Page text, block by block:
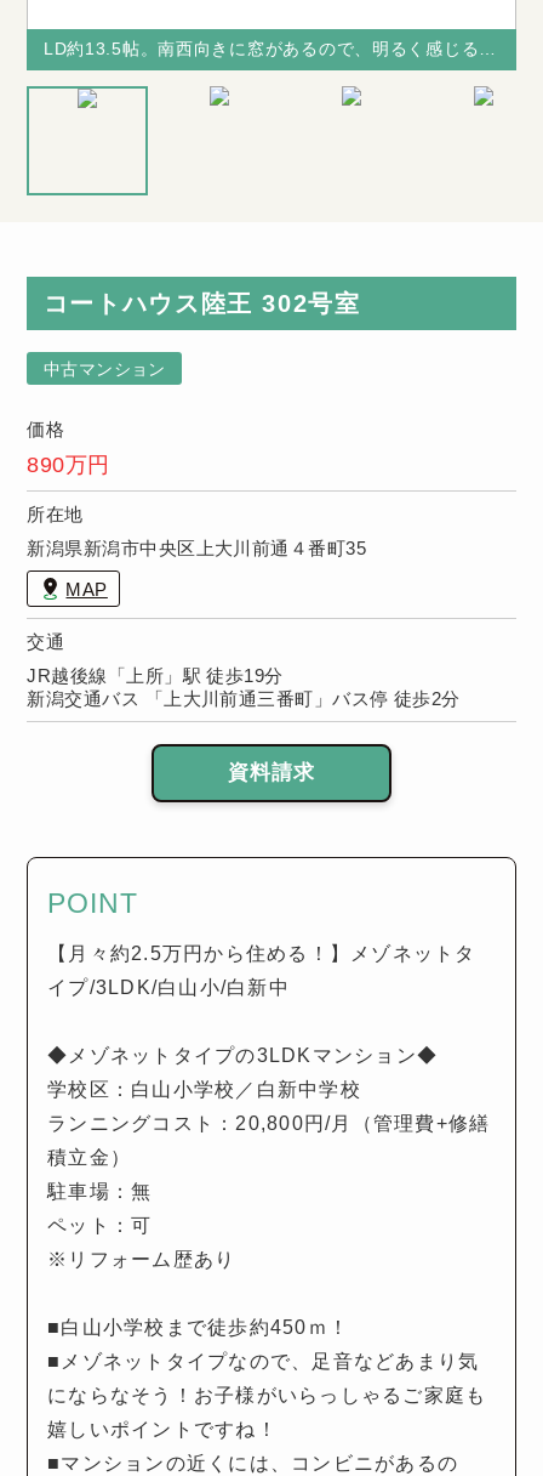
LD約13.5帖。南西向きに窓があるので、明るく感じるリビングです！
LD約13.5帖。南西向きに窓があるので、明るく感じるリビングです！
で、明るく感
じるリビング
です！
優先致します
コートハウス陸王 302号室
中古マンション
価格
890万円
所在地
新潟県新潟市中央区上大川前通４番町35
MAP
交通
JR越後線「上所」駅 徒歩19分
新潟交通バス 「上大川前通三番町」バス停 徒歩2分
資料請求
POINT
【月々約2.5万円から住める！】メゾネットタ
イプ/3LDK/白山小/白新中
◆メゾネットタイプの3LDKマンション◆
学校区：白山小学校／白新中学校
ランニングコスト：20,800円/月（管理費+修繕
積立金）
駐車場：無
ペット：可
※リフォーム歴あり
■白山小学校まで徒歩約450ｍ！
■メゾネットタイプなので、足音などあまり気
にならなそう！お子様がいらっしゃるご家庭も
嬉しいポイントですね！
■マンションの近くには、コンビニがあるの